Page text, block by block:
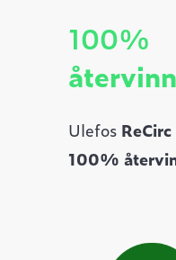
100%
Ulefos
100%